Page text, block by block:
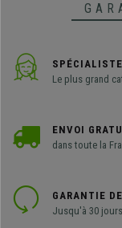
Le plus grand
ENVOI
dans toute la
GARANTIE
Jusqu'à 30 jours